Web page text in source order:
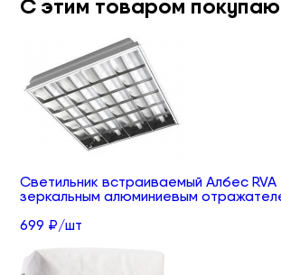
С этим товаром
Светильник встраиваемый Албес RVA
зеркальным алюминиевым
699 ₽/шт